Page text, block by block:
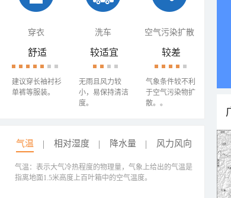
穿衣 洗车 空气污染扩散
舒适
建议穿长袖衬衫
单裤等服装。
较适宜
无雨且风力较
小，易保持清洁
度。
较差
气象条件较不利
于空气污染物扩
散。。
气温 相对湿度 降水量 风力风向
气温：表示大气冷热程度的物理量，气象上给出的气温是
指离地面1.5米高度上百叶箱中的空气温度。